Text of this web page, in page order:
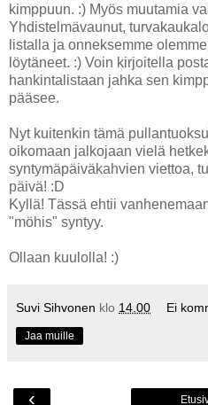
kimppuun. :) Myös muutamia
Yhdistelmävaunut,
listalla ja onneksemme
löytäneet. :) Voin kirjoitella
hankintalistaan jahka sen
pääsee.
Nyt kuitenkin tämä
oikomaan jalkojaan vielä
syntymäpäiväkahvien viettoa,
päivä! :D
Kyllä! Tässä ehtii
"möhis" syntyy.
Ollaan kuulolla! :)
Suvi Sihvonen klo 14.00 Ei
Jaa muille
‹